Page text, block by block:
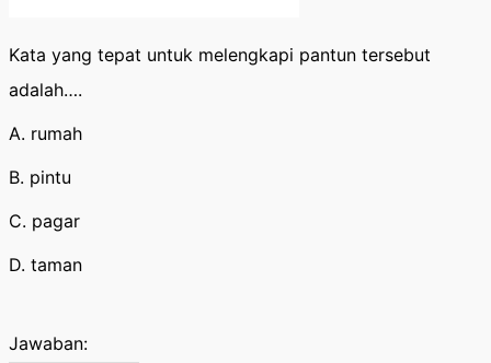
Kata yang tepat untuk melengkapi pantun tersebut
adalah….
A. rumah
B. pintu
C. pagar
D. taman
Jawaban: